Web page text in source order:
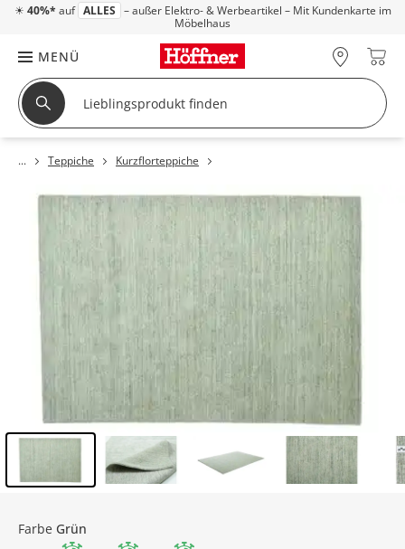
☀ 40%* auf ALLES – außer Elektro- & Werbeartikel – Mit Kundenkarte im
Möbelhaus
MENÜ
Teppiche Kurzflorteppiche
Farbe Grün